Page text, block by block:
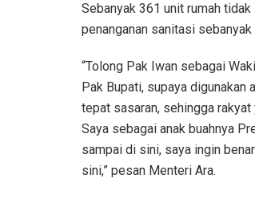
Sebanyak 361 unit rumah
penanganan sanitasi
“Tolong Pak Iwan sebagai
Pak Bupati, supaya digunakan
tepat sasaran, sehingga rakyat
Saya sebagai anak buahnya
sampai di sini, saya ingin
sini,” pesan Menteri Ara.